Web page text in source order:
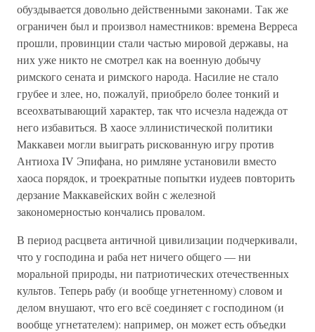
обуздывается довольно действенными законами. Так же
ограничен был и произвол наместников: времена Верреса
прошли, провинции стали частью мировой державы, на
них уже никто не смотрел как на военную добычу
римского сената и римского народа. Насилие не стало
грубее и злее, но, пожалуй, приобрело более тонкий и
всеохватывающий характер, так что исчезла надежда от
него избавиться. В хаосе эллинистической политики
Маккавеи могли выиграть рискованную игру против
Антиоха IV Эпифана, но римляне установили вместо
хаоса порядок, и троекратные попытки иудеев повторить
дерзание Маккавейских войн с железной
закономерностью кончались провалом.
В период расцвета античной цивилизации подчеркивали,
что у господина и раба нет ничего общего — ни
моральной природы, ни патриотических отечественных
культов. Теперь рабу (и вообще угнетенному) словом и
делом внушают, что его всё соединяет с господином (и
вообще угнетателем): например, он может есть объедки